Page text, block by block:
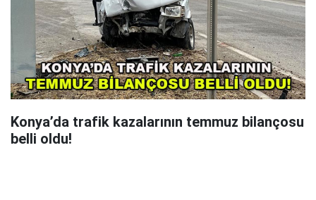
Konya’da trafik kazalarının temmuz bilançosu
belli oldu!